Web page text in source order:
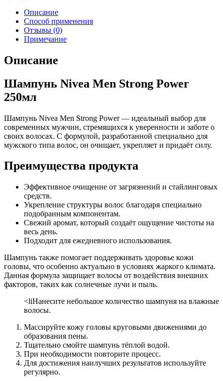
Описание
Способ применения
Отзывы (0)
Примечание
Описание
Шампунь Nivea Men Strong Power
250мл
Шампунь Nivea Men Strong Power — идеальный выбор для
современных мужчин, стремящихся к уверенности и заботе о
своих волосах. С формулой, разработанной специально для
мужского типа волос, он очищает, укрепляет и придаёт силу.
Преимущества продукта
Эффективное очищение от загрязнений и стайлинговых
средств.
Укрепление структуры волос благодаря специально
подобранным компонентам.
Свежий аромат, который создаёт ощущение чистоты на
весь день.
Подходит для ежедневного использования.
Шампунь также помогает поддерживать здоровье кожи
головы, что особенно актуально в условиях жаркого климата.
Данная формула защищает волосы от воздействия внешних
факторов, таких как солнечные лучи и пыль.
<liНанесите небольшое количество шампуня на влажные
волосы.
Массируйте кожу головы круговыми движениями до
образования пены.
Тщательно смойте шампунь тёплой водой.
При необходимости повторите процесс.
Для достижения наилучших результатов используйте
регулярно.